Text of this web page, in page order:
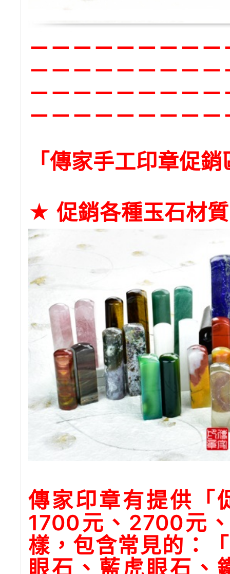
－－－－－－－－
－－－－－－－－－
－－－－－－－－
－－－－－－－－－
「傳家手工印章促
★ 促銷各種玉石材
傳家印章有提供「
1700元、2700元
樣，包含常見的：
眼石、藍虎眼石、